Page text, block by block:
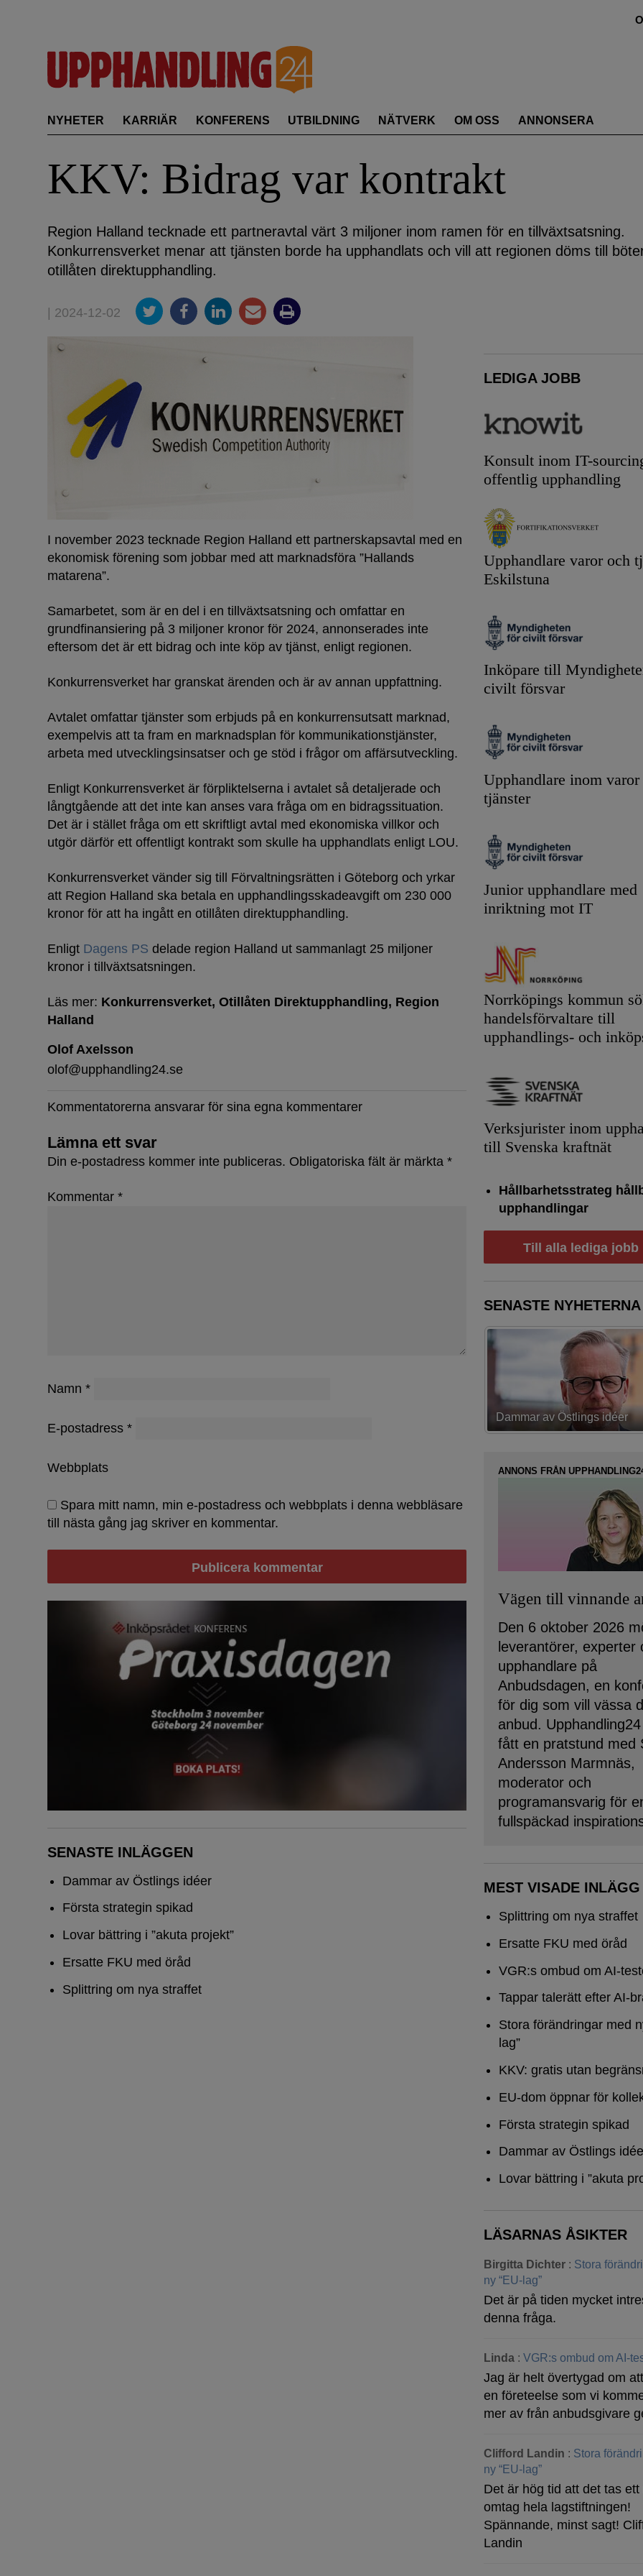
NYHETER KARRIÄR KONFERENS UTBILDNING NÄTVERK OM OSS ANNONSERA
KKV: Bidrag var kontrakt
Region Halland tecknade ett partneravtal värt 3 miljoner inom ramen för en tillväxtsatsning.
Konkurrensverket menar att tjänsten borde ha upphandlats och vill att regionen döms till
otillåten direktupphandling.
| 2024-12-02
I november 2023 tecknade Region Halland ett partnerskapsavtal med en
ekonomisk förening som jobbar med att marknadsföra ”Hallands
matarena”.
Samarbetet, som är en del i en tillväxtsatsning och omfattar en
grundfinansiering på 3 miljoner kronor för 2024, annonserades inte
eftersom det är ett bidrag och inte köp av tjänst, enligt regionen.
Konkurrensverket har granskat ärenden och är av annan uppfattning.
Avtalet omfattar tjänster som erbjuds på en konkurrensutsatt marknad,
exempelvis att ta fram en marknadsplan för kommunikationstjänster,
arbeta med utvecklingsinsatser och ge stöd i frågor om affärsutveckling.
Enligt Konkurrensverket är förpliktelserna i avtalet så detaljerade och
långtgående att det inte kan anses vara fråga om en bidragssituation.
Det är i stället fråga om ett skriftligt avtal med ekonomiska villkor och
utgör därför ett offentligt kontrakt som skulle ha upphandlats enligt LOU.
Konkurrensverket vänder sig till Förvaltningsrätten i Göteborg och yrkar
att Region Halland ska betala en upphandlingsskadeavgift om 230 000
kronor för att ha ingått en otillåten direktupphandling.
Enligt Dagens PS delade region Halland ut sammanlagt 25 miljoner
kronor i tillväxtsatsningen.
Läs mer: Konkurrensverket Otillåten Direktupphandling Region
Halland
Olof Axelsson
olof@upphandling24.se
Kommentatorerna ansvarar för sina egna kommentarer
Lämna ett svar
Din e-postadress kommer inte publiceras. Obligatoriska fält är märkta *
Kommentar *
Namn *
E-postadress *
Webbplats
Spara mitt namn, min e-postadress och webbplats i denna webbläsare
till nästa gång jag skriver en kommentar.
SENASTE INLÄGGEN
Dammar av Östlings idéer
Första strategin spikad
Lovar bättring i ”akuta projekt”
Ersatte FKU med öråd
Splittring om nya straffet
LEDIGA JOBB
Konsult inom IT-
offentlig upphandling
Upphandlare varor och
Eskilstuna
Inköpare till
civilt försvar
Upphandlare inom varor
tjänster
Junior upphandlare med
inriktning mot IT
Norrköpings kommun
handelsförvaltare till
upphandlings- och
Verksjurister inom
till Svenska kraftnät
Hållbarhetsstrateg
upphandlingar
Till alla lediga jobb
SENASTE NYHETERNA
Första strategin spikad
ANNONS FRÅN
Vägen till vinnande
Den 6 oktober 2026
leverantörer, experter
upphandlare på
Anbudsdagen, en
för dig som vill vässa
anbud.
fått en pratstund med
Andersson Marmnäs,
moderator och
programansvarig för
fullspäckad
MEST VISADE INLÄGG
Splittring om nya straffet
Ersatte FKU med öråd
VGR:s ombud om AI-
Tappar talerätt efter AI-
Stora förändringar med
lag”
KKV: gratis utan
EU-dom öppnar för
Första strategin spikad
Dammar av Östlings
Lovar bättring i ”akuta
LÄSARNAS ÅSIKTER
Birgitta Dichter : Stora
ny “EU-lag”
Det är på tiden mycket
denna fråga.
Linda :VGR:s ombud om AI-
Jag är helt övertygad om
en företeelse som vi
mer av från anbudsgivare
Clifford Landin : Stora
ny “EU-lag”
Det är hög tid att det tas ett
omtag hela lagstiftningen!
Spännande, minst sagt!
Landin